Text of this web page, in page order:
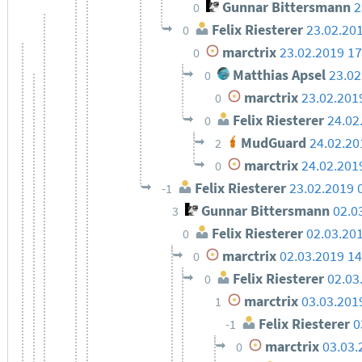
0 Gunnar Bittersmann
0 Felix Riesterer
0 marctrix23.02.2019
0 Matthias Apsel
0 marctrix
0 Felix Riesterer
2 MudGuard
0 marctrix
-1 Felix Riesterer 23.02.2019
3 Gunnar Bittersmann
0 Felix Riesterer
0 marctrix02.03.2019
0 Felix Riesterer
1 marctrix
-1 Felix Riesterer
0 marctrix